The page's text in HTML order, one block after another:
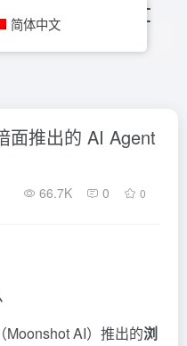
面推出的 AI Agent
66.7K 0 0
AI）推出的浏
简体中文